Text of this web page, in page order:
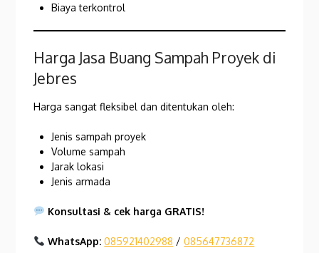
Biaya terkontrol
Harga Jasa Buang Sampah Proyek di
Jebres
Harga sangat fleksibel dan ditentukan oleh:
Jenis sampah proyek
Volume sampah
Jarak lokasi
Jenis armada
Konsultasi & cek harga GRATIS!
WhatsApp: 085921402988 /085647736872